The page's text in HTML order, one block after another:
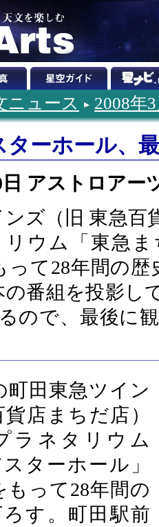
ニュース 2008年
ーホール、
日 アストロアー
ズ（旧 東急百
ウム「東急
って28年間の
の番組を投影し
ので、最後に
町田東急ツイン
店まちだ店）
ラネタリウム
ターホール」
もって28年間の
す。町田駅前